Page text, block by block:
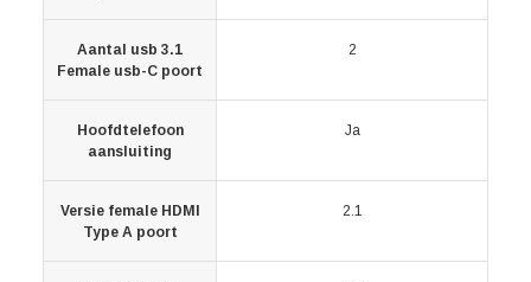
Aantal usb 3.1
Female usb-C poort
2
Hoofdtelefoon
aansluiting
Ja
Versie female HDMI
Type A poort
2.1